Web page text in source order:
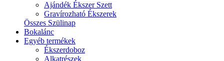
Ajándék Ékszer Szett
Gravírozható Ékszerek
Összes Szülinap
Bokalánc
Egyéb termékek
Ékszerdoboz
Alkatrészek